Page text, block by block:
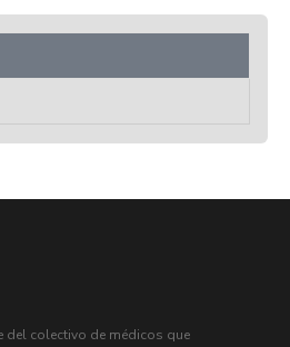
colectivo de médicos que